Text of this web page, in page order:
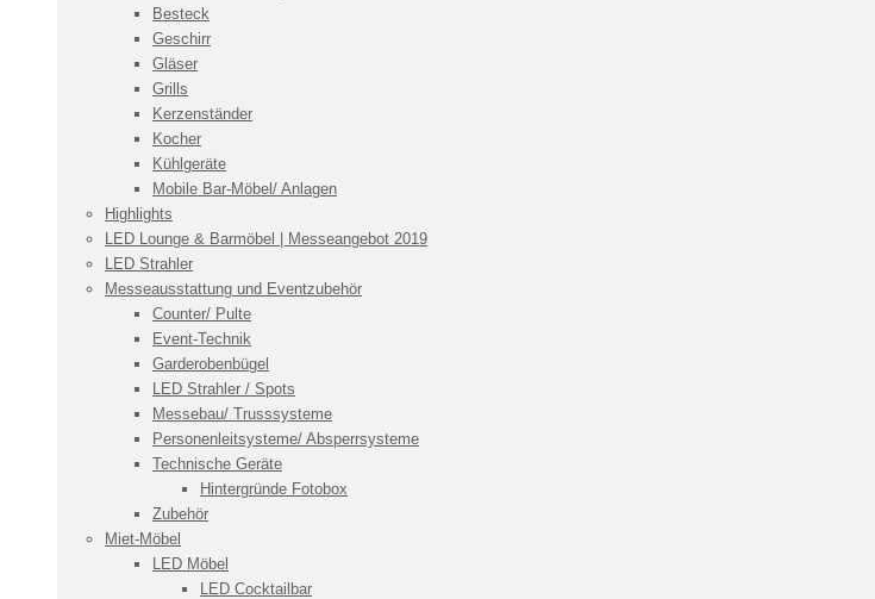
Besteck
Geschirr
Gläser
Grills
Kerzenständer
Kocher
Kühlgeräte
Mobile Bar-Möbel/ Anlagen
Highlights
LED Lounge & Barmöbel | Messeangebot 2019
LED Strahler
Messeausstattung und Eventzubehör
Counter/ Pulte
Event-Technik
Garderobenbügel
LED Strahler / Spots
Messebau/ Trusssysteme
Personenleitsysteme/ Absperrsysteme
Technische Geräte
Hintergründe Fotobox
Zubehör
Miet-Möbel
LED Möbel
LED Cocktailbar